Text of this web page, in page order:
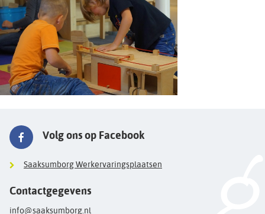
Volg ons op Facebook
Saaksumborg Werkervaringsplaatsen
Contactgegevens
info@saaksumborg.nl